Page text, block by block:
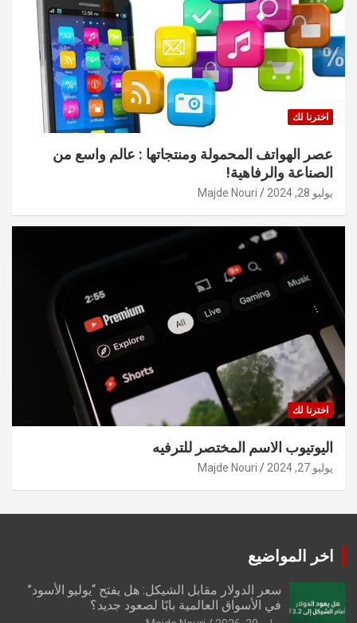
اخترنا لك
عصر الهواتف المحمولة ومنتجاتها : عالم واسع من
الصناعة والرفاهية!
يوليو 28, 2024 Majde Nouri
اخترنا لك
اليوتيوب الاسم المختصر للترفيه
يوليو 27, 2024 Majde Nouri
اخر المواضيع
سعر الدولار مقابل الشيكل: هل يفتح “يوليو الأسود”
في الأسواق العالمية بابًا لصعود جديد؟